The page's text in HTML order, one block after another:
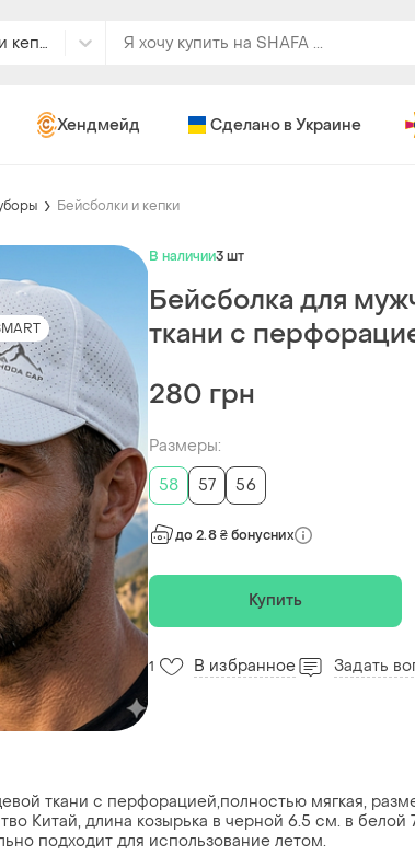
Бейсболки и кепки
Хендмейд Сделано в Украине
Бейсболки и кепки
В наличии3 шт
Бейсболка для
ткани с
280 грн
Размеры:
58
57 56
до 2.8 ₴ бонусних
Купить
1 В избранное Задать
ткани с перфорацией,полностью мягкая,
Китай, длина козырька в черной 6.5 см. в белой
подходит для использование летом.